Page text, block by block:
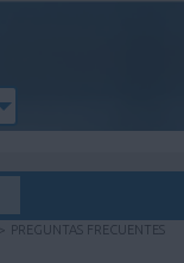
> PREGUNTAS FRECUENTES